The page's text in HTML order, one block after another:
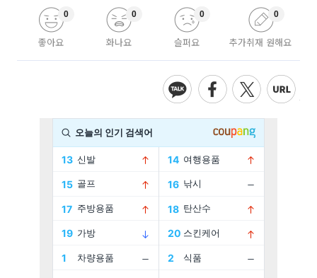
좋아요
0
화나요
0
슬퍼요
0
추가취재 원해요
0